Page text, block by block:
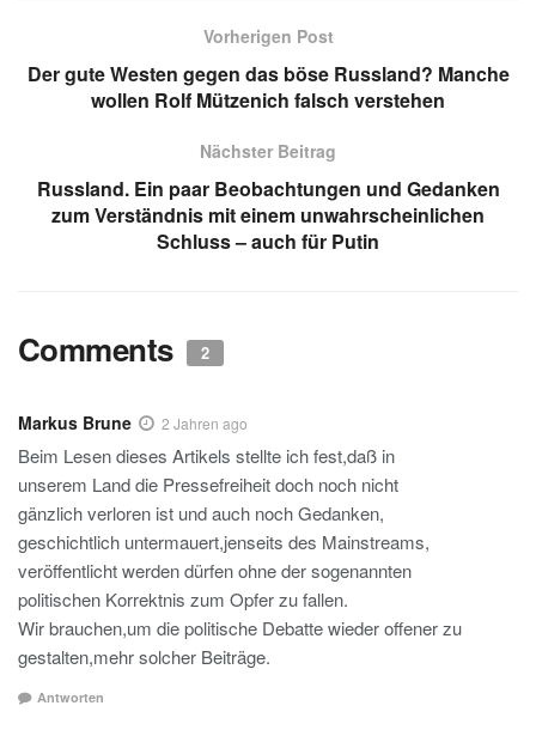
p
o
o
k
Vorherigen Post
Der gute Westen gegen das böse Russland? Manche
wollen Rolf Mützenich falsch verstehen
Nächster Beitrag
Russland. Ein paar Beobachtungen und Gedanken
zum Verständnis mit einem unwahrscheinlichen
Schluss – auch für Putin
Comments 2
Markus Brune 2 Jahren ago
Beim Lesen dieses Artikels stellte ich fest,daß in
unserem Land die Pressefreiheit doch noch nicht
gänzlich verloren ist und auch noch Gedanken,
geschichtlich untermauert,jenseits des Mainstreams,
veröffentlicht werden dürfen ohne der sogenannten
politischen Korrektnis zum Opfer zu fallen.
Wir brauchen,um die politische Debatte wieder offener zu
gestalten,mehr solcher Beiträge.
Antworten